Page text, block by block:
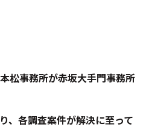
松事務所が赤坂大手門事務所
、各調査案件が解決に至って